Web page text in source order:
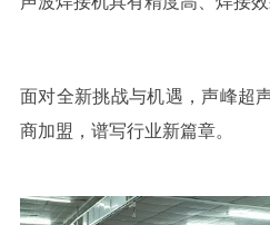
面对全新挑战与机遇，声峰超
商加盟 ，谱写行业新篇章。